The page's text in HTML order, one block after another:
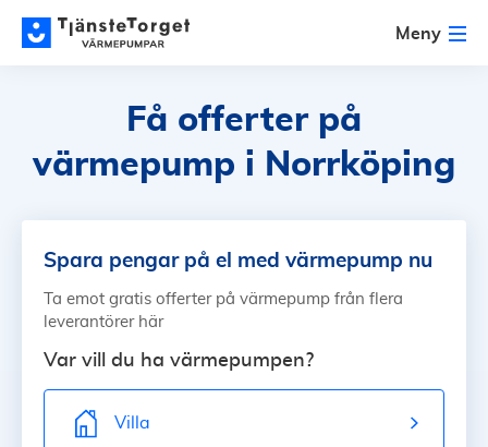
Meny
Få offerter på
värmepump i Norrköping
Spara pengar på el med värmepump nu
Ta emot gratis offerter på värmepump från flera
leverantörer här
Var vill du ha värmepumpen?
Villa